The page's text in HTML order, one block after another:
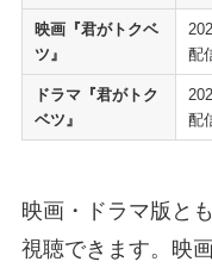
映画『君がトクベ
ツ』
配
ドラマ『君がトク
ベツ』
配
映画・ドラマ版と
視聴できます。映